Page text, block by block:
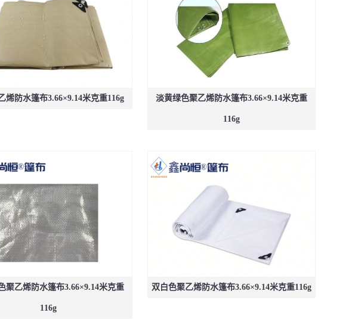
烯防水篷布3.66×9.14米克重116g 淡黄绿色聚乙烯防水篷布3.66×9.14米克重
116g
聚乙烯防水篷布3.66×9.14米克重
116g
双白色聚乙烯防水篷布3.66×9.14米克重116g